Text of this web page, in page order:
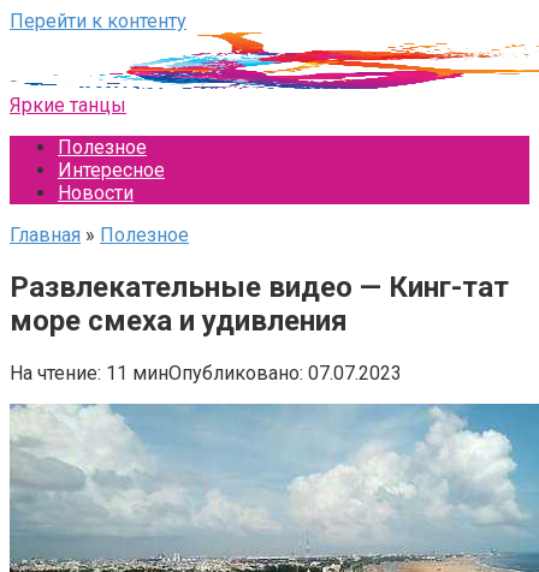
Перейти к контенту
Яркие танцы
Полезное
Интересное
Новости
Главная » Полезное
Развлекательные видео — Кинг-тат
море смеха и удивления
На чтение: 11 минОпубликовано: 07.07.2023